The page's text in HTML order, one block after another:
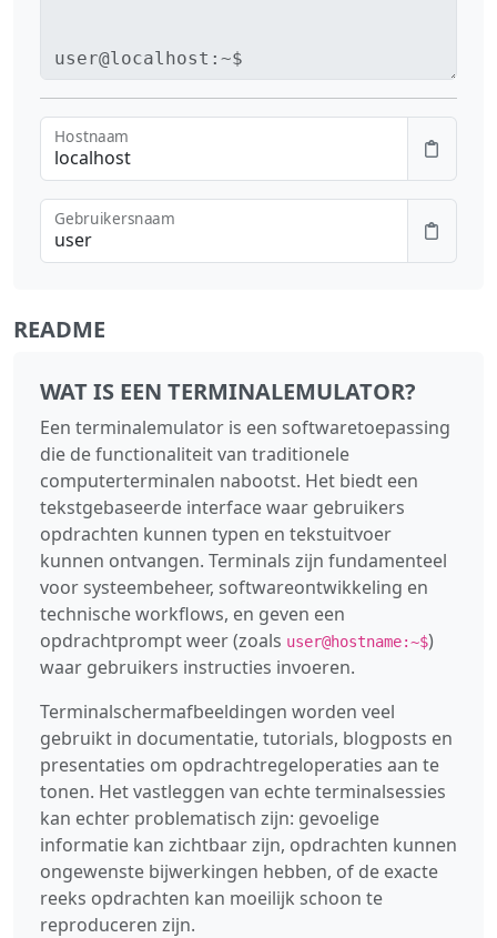
user@localhost:~$
Hostnaam
Gebruikersnaam
README
WAT IS EEN TERMINALEMULATOR?
Een terminalemulator is een softwaretoepassing
die de functionaliteit van traditionele
computerterminalen nabootst. Het biedt een
tekstgebaseerde interface waar gebruikers
opdrachten kunnen typen en tekstuitvoer
kunnen ontvangen. Terminals zijn fundamenteel
voor systeembeheer, softwareontwikkeling en
technische workflows, en geven een
opdrachtprompt weer (zoals user@hostname:~$)
waar gebruikers instructies invoeren.
Terminalschermafbeeldingen worden veel
gebruikt in documentatie, tutorials, blogposts en
presentaties om opdrachtregeloperaties aan te
tonen. Het vastleggen van echte terminalsessies
kan echter problematisch zijn: gevoelige
informatie kan zichtbaar zijn, opdrachten kunnen
ongewenste bijwerkingen hebben, of de exacte
reeks opdrachten kan moeilijk schoon te
reproduceren zijn.